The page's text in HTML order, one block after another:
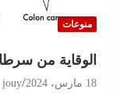
منوعات
الوقاية من
18 مارس، 2024 jouy